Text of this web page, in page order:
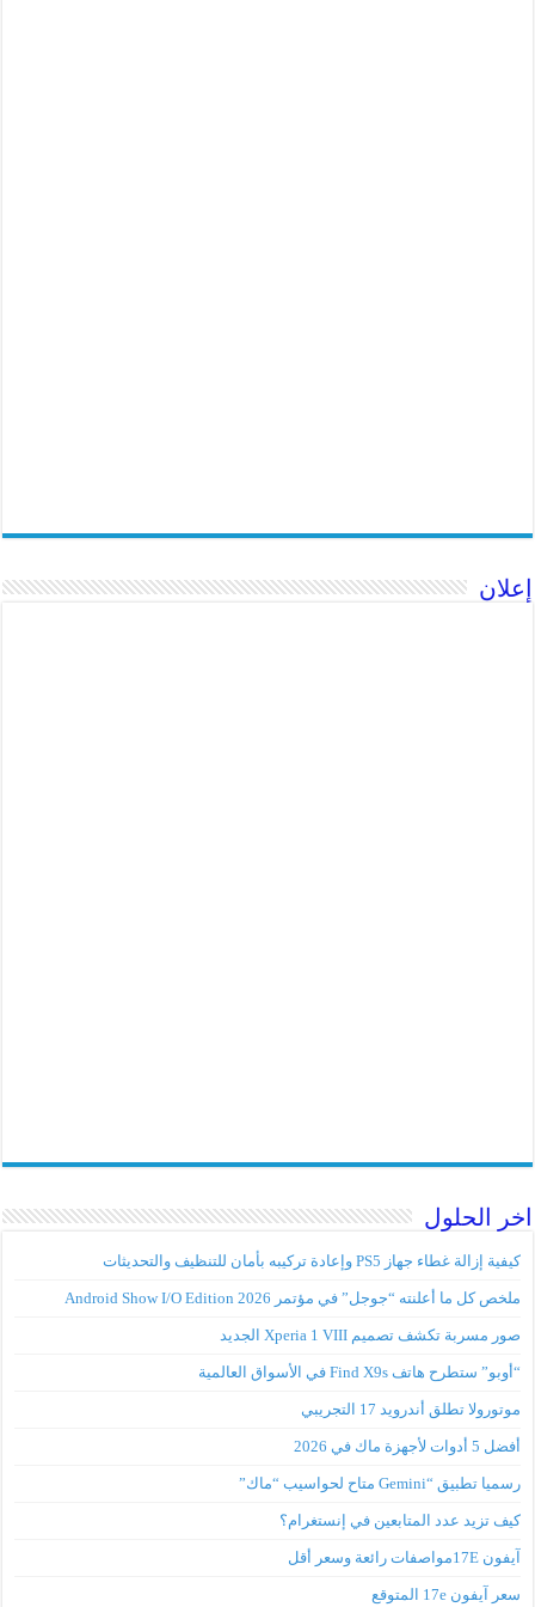
إعلان
اخر الحلول
كيفية إزالة غطاء جهاز PS5 وإعادة تركيبه بأمان للتنظيف والتحديثات
ملخص كل ما أعلنته “جوجل” في مؤتمر Android Show I/O Edition 2026
صور مسربة تكشف تصميم Xperia 1 VIII الجديد
“أوبو” ستطرح هاتف Find X9s في الأسواق العالمية
موتورولا تطلق أندرويد 17 التجريبي
أفضل 5 أدوات لأجهزة ماك في 2026
رسميا تطبيق “Gemini متاح لحواسيب “ماك”
كيف تزيد عدد المتابعين في إنستغرام؟
آيفون 17Eمواصفات رائعة وسعر أقل
سعر آيفون 17e المتوقع